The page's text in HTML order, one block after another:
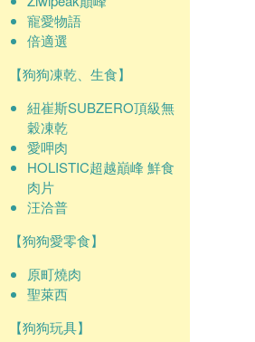
寵愛物語
倍適選
【狗狗凍乾、生食】
紐崔斯SUBZERO頂級無
穀凍乾
愛呷肉
HOLISTIC超越巔峰 鮮食
肉片
汪洽普
【狗狗愛零食】
原町燒肉
聖萊西
【狗狗玩具】